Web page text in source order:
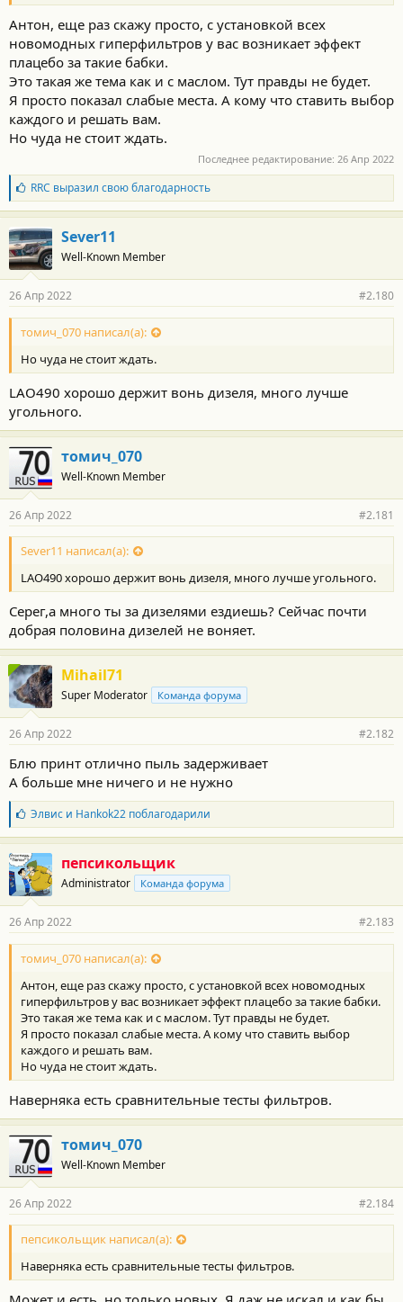
Антон, еще раз скажу просто, с установкой всех
новомодных гиперфильтров у вас возникает эффект
плацебо за такие бабки.
Это такая же тема как и с маслом. Тут правды не будет.
Я просто показал слабые места. А кому что ставить выбор
каждого и решать вам.
Но чуда не стоит ждать.
Последнее редактирование: 26 Апр 2022
Б
л
а
г
о
д
а
н
о
с
и
:
RRC выразил свою благодарность
Sever11
Well-Known Member
26 Апр 2022 #2.180
томич_070 написал(а):
Но чуда не стоит ждать.
LAO490 хорошо держит вонь дизеля, много лучше
угольного.
томич_070
Well-Known Member
26 Апр 2022 #2.181
Sever11 написал(а):
LAO490 хорошо держит вонь дизеля, много лучше угольного.
Серег,а много ты за дизелями ездиешь? Сейчас почти
добрая половина дизелей не воняет.
Mihail71
Super Moderator Команда форума
26 Апр 2022 #2.182
Блю принт отлично пыль задерживает
А больше мне ничего и не нужно
Б
л
а
г
о
д
а
н
о
с
и
:
Элвиси Hankok22поблагодарили
пепсикольщик
Administrator Команда форума
26 Апр 2022 #2.183
томич_070 написал(а):
Антон, еще раз скажу просто, с установкой всех новомодных
гиперфильтров у вас возникает эффект плацебо за такие бабки.
Это такая же тема как и с маслом. Тут правды не будет.
Я просто показал слабые места. А кому что ставить выбор
каждого и решать вам.
Но чуда не стоит ждать.
Наверняка есть сравнительные тесты фильтров.
томич_070
Well-Known Member
26 Апр 2022 #2.184
пепсикольщик написал(а):
Наверняка есть сравнительные тесты фильтров.